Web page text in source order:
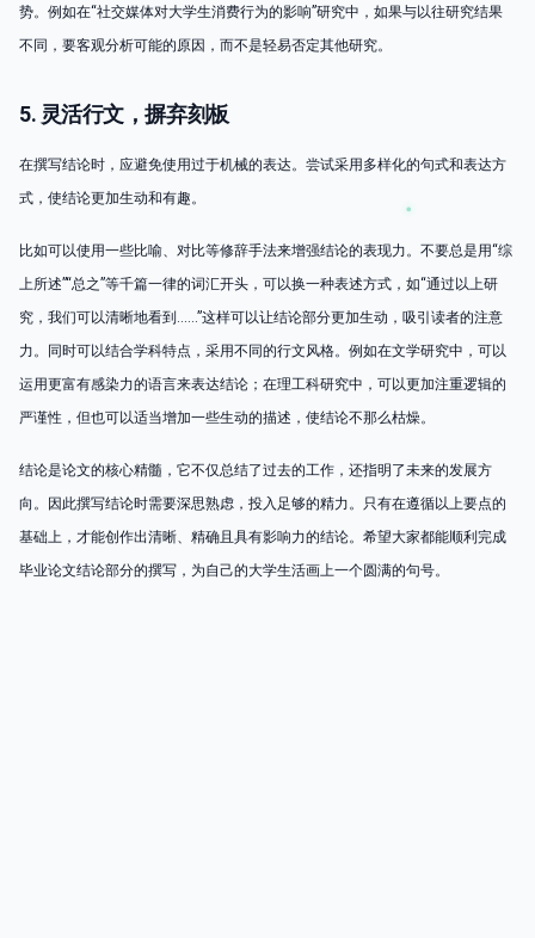
势。例如在“社交媒体对大学生消费行为的影响”研究中，如果与以往研究结果
不同，要客观分析可能的原因，而不是轻易否定其他研究。
5. 灵活行文，摒弃刻板
在撰写结论时，应避免使用过于机械的表达。尝试采用多样化的句式和表达方
式，使结论更加生动和有趣。
比如可以使用一些比喻、对比等修辞手法来增强结论的表现力。不要总是用“综
上所述”“总之”等千篇一律的词汇开头，可以换一种表述方式，如“通过以上研
究，我们可以清晰地看到……”这样可以让结论部分更加生动，吸引读者的注意
力。同时可以结合学科特点，采用不同的行文风格。例如在文学研究中，可以
运用更富有感染力的语言来表达结论；在理工科研究中，可以更加注重逻辑的
严谨性，但也可以适当增加一些生动的描述，使结论不那么枯燥。
结论是论文的核心精髓，它不仅总结了过去的工作，还指明了未来的发展方
向。因此撰写结论时需要深思熟虑，投入足够的精力。只有在遵循以上要点的
基础上，才能创作出清晰、精确且具有影响力的结论。希望大家都能顺利完成
毕业论文结论部分的撰写，为自己的大学生活画上一个圆满的句号。